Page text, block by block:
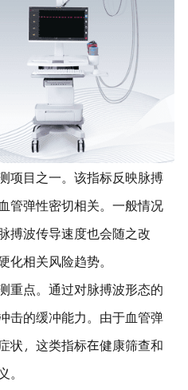
项目之一。该指标反映脉搏
管弹性密切相关。一般情况
搏波传导速度也会随之改
相关风险趋势。
重点。通过对脉搏波形态的
击的缓冲能力。由于血管弹
状，这类指标在健康筛查和